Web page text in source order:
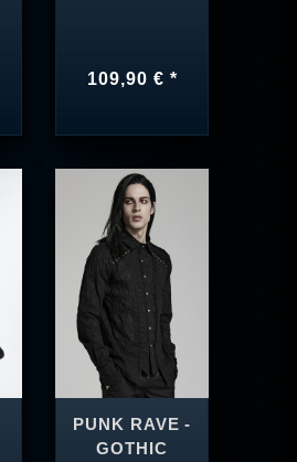
109,90 € *
PUNK RAVE -
GOTHIC